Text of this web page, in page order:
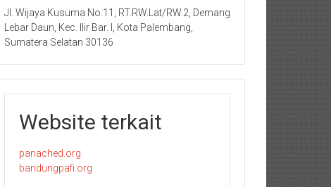
Jl. Wijaya Kusuma No.11, RT.RW.Lat/RW.2, Demang
Lebar Daun, Kec. Ilir Bar. I, Kota Palembang,
Sumatera Selatan 30136
Website terkait
panached.org
bandungpafi.org